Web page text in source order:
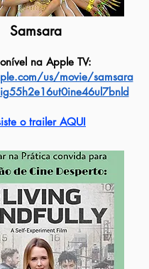
Samsara
na Apple TV:
us/movie/samsara
o trailer AQUI